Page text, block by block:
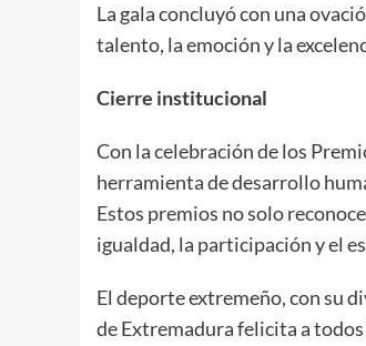
La gala concluyó con una
talento, la emoción y la
Cierre institucional
Con la celebración de los
herramienta de desarrollo
Estos premios no solo
igualdad, la participación y el
El deporte extremeño, con su
de Extremadura felicita a